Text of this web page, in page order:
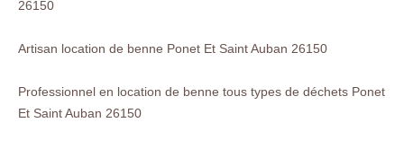
26150
Artisan location de benne Ponet Et Saint Auban 26150
Professionnel en location de benne tous types de déchets Ponet
Et Saint Auban 26150